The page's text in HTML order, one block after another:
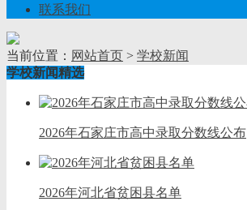
联系我们
当前位置： 网站首页 > 学校新闻
学校新闻精选
2026年石家庄市高中录取分数线公布
2026年河北省贫困县名单